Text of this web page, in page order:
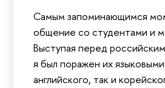
Самым запоминающимся
общение со студентами и
Выступая перед
я был поражен их
английского, так и